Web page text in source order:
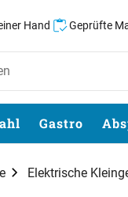
Hand Geprüfte
Gastro
Elektrische